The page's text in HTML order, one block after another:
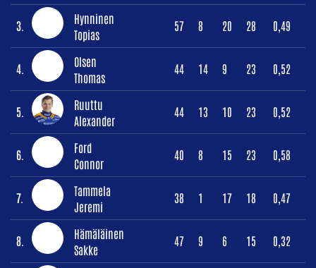
3.
Hynninen
Topias
57 8 20 28 0,49
4.
Olsen
Thomas
44 14 9 23 0,52
5.
Ruuttu
Alexander
44 13 10 23 0,52
6.
Ford
Connor
40 8 15 23 0,58
7.
Tammela
Jeremi
38 1 17 18 0,47
8.
Hämäläinen
Sakke
47 9 6 15 0,32